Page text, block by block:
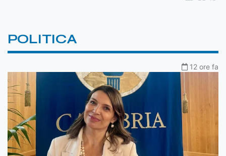
POLITICA
12 ore fa